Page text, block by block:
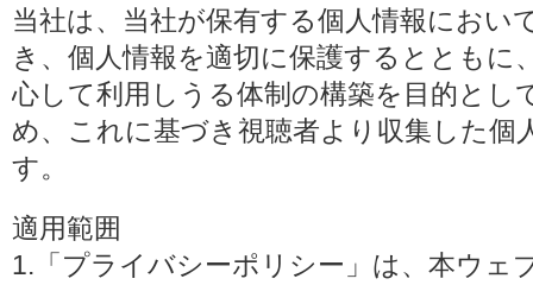
当社は、当社が保有する個人情報におい
き、個人情報を適切に保護するとともに
心して利用しうる体制の構築を目的とし
め、これに基づき視聴者より収集した個
す。
適用範囲
1.「プライバシーポリシー」は、本ウェ